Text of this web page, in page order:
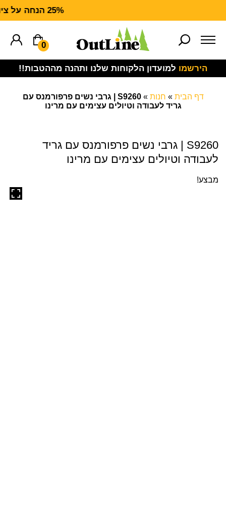
25% הנחה על ציוד מנדף CARHARTT FORCE
0
הירשמו למועדון הלקוחות שלנו ותהנה מההטבות!!
דף הבית » חנות »
S9260 | גרבי נשים פרפורמנס עם
גריד לעבודה וטיולים עצימים עם מרינו
S9260 | גרבי נשים פרפורמנס עם גריד
לעבודה וטיולים עצימים עם מרינו
מבצע!